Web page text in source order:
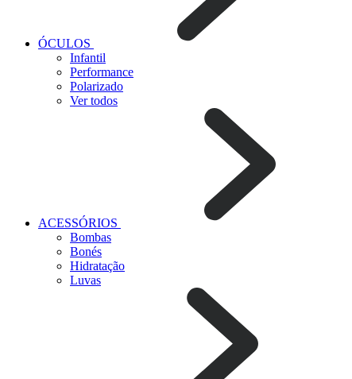
ÓCULOS
Infantil
Performance
Polarizado
Ver todos
ACESSÓRIOS
Bombas
Bonés
Hidratação
Luvas